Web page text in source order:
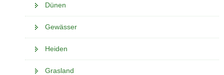
Dünen
Gewässer
Heiden
Grasland